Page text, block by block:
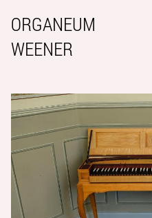
ORGANEUM
WEENER